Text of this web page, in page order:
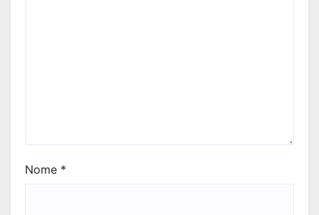
Nome *